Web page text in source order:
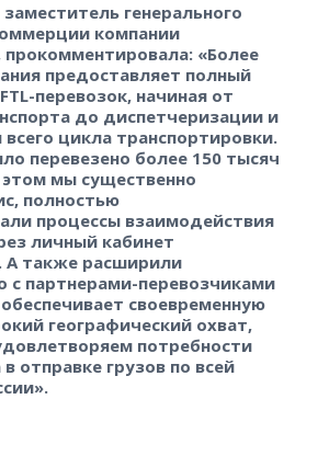
генерального
компании
прокомментировала: «Более
предоставляет полный
перевозок, начиная от
до диспетчеризации и
цикла транспортировки.
перевезено более 150 тысяч
этом мы существенно
полностью
процессы взаимодействия
личный кабинет
А также расширили
с партнерами-перевозчиками
своевременную
географический охват,
потребности
отправке грузов по всей